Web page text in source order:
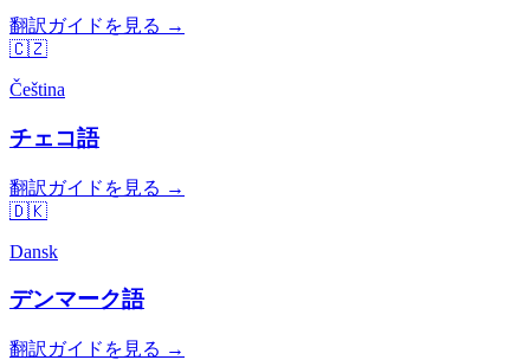
翻訳ガイドを見る →
🇨🇿
Čeština
チェコ語
翻訳ガイドを見る →
🇩🇰
Dansk
デンマーク語
翻訳ガイドを見る →